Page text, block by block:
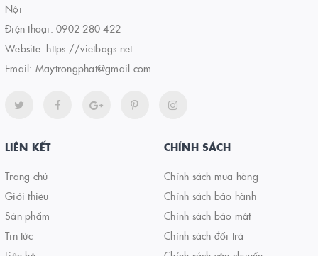
Nội
Điện thoại: 0902 280 422
Website: https://vietbags.net
Email: Maytrongphat@gmail.com
LIÊN KẾT
Trang chủ
Giới thiệu
Sản phẩm
Tin tức
CHÍNH SÁCH
Chính sách mua hàng
Chính sách bảo hành
Chính sách bảo mật
Chính sách đổi trả